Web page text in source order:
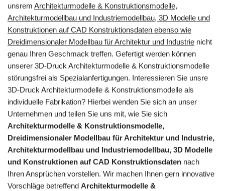
unsrem Architekturmodelle & Konstruktionsmodelle,
Architekturmodellbau und Industriemodellbau, 3D Modelle und
Konstruktionen auf CAD Konstruktionsdaten ebenso wie
Dreidimensionaler Modellbau für Architektur und Industrie nicht
genau Ihren Geschmack treffen. Gefertigt werden können
unserer 3D-Druck Architekturmodelle & Konstruktionsmodelle
störungsfrei als Spezialanfertigungen. Interessieren Sie unsre
3D-Druck Architekturmodelle & Konstruktionsmodelle als
individuelle Fabrikation? Hierbei wenden Sie sich an unser
Unternehmen und teilen Sie uns mit, wie Sie sich
Architekturmodelle & Konstruktionsmodelle,
Dreidimensionaler Modellbau für Architektur und Industrie,
Architekturmodellbau und Industriemodellbau, 3D Modelle
und Konstruktionen auf CAD Konstruktionsdaten nach
Ihren Ansprüchen vorstellen. Wir machen Ihnen gern innovative
Vorschläge betreffend Architekturmodelle &